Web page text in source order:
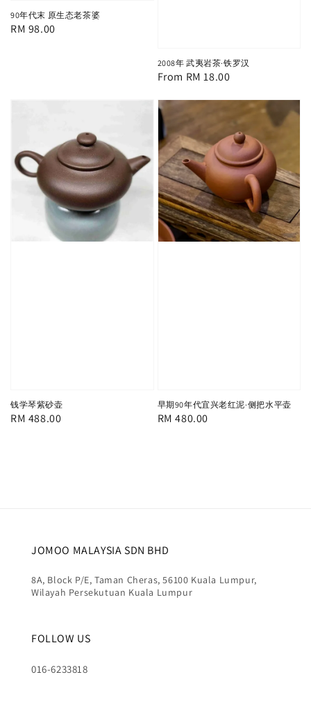
90年代末 原生态老茶婆
Regular
RM 98.00
2008年 武夷岩茶·铁罗汉
Regular
From RM 18.00
钱学琴紫砂壶
Regular
RM 488.00
早期90年代宜兴老红泥·侧把水平壶
Regular
RM 480.00
JOMOO MALAYSIA SDN BHD
8A, Block P/E, Taman Cheras, 56100 Kuala Lumpur,
Wilayah Persekutuan Kuala Lumpur
FOLLOW US
016-6233818